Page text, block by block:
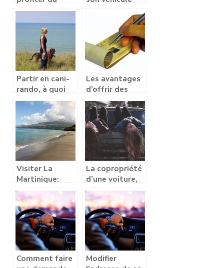
soleil au mois
d’octobre en
Europe?
Partir en cani-
rando, à quoi
faut-il penser ?
Les avantages
d’offrir des
chèques-
cadeaux CSE
Visiter La
Martinique:
tous les
conseils pour
un séjour éco
responsable,
mais réussit
La copropriété
d’une voiture,
que dois-je
savoir ?
Comment faire
Modifier